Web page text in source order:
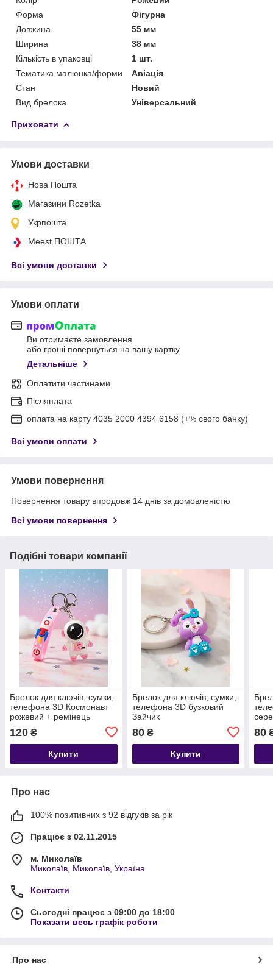
Форма
Фігурна
Довжина
55 мм
Ширина
38 мм
Кількість в упаковці
1 шт.
Тематика малюнка/форми
Авіація
Стан
Новий
Вид брелока
Універсальний
Приховати
Умови доставки
Нова Пошта
Магазини Rozetka
Укрпошта
Meest ПОШТА
Всі умови доставки
Умови оплати
Ви отримаєте замовлення
або гроші повернуться на вашу картку
Детальніше
Оплатити частинами
Післяплата
оплата на карту 4035 2000 4394 6158 (+% свого банку)
Всі умови оплати
Умови повернення
Повернення товару впродовж 14 днів за домовленістю
Всі умови повернення
Подібні товари компанії
Брелок для ключів, сумки,
телефона 3D Космонавт
рожевий + ремінець
120 ₴
Купити
Брелок для ключів, сумки,
телефона 3D бузковий
Зайчик
80₴
Купити
80
Про нас
100% позитивних з 92 відгуків за рік
Працює з 02.11.2015
м. Миколаїв
Миколаїв, Миколаїв, Україна
Контакти
Сьогодні працює з 09:00 до 18:00
Показати весь графік роботи
Про нас